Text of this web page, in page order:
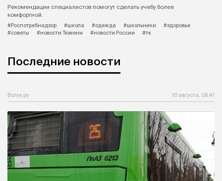
Рекомендации специалистов помогут сделать учебу более
комфортной.
#Роспотребнадзор
#школа #одежда #школьники
#здоровье
#советы
#новости Тюмени #новости России #тк
Последние новости
Вслух.ру 10 августа, 08:41